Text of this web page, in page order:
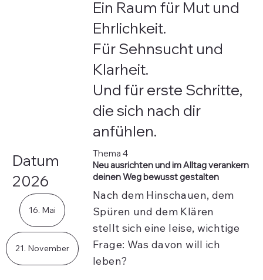
Ein Raum für Mut und
Ehrlichkeit.
Für Sehnsucht und
Klarheit.
Und für erste Schritte,
die sich nach dir
anfühlen.
Datum
2026
16. Mai
21. November
Thema 4
Neu ausrichten und im Alltag verankern
deinen Weg bewusst gestalten
Nach dem Hinschauen, dem
Spüren und dem Klären
stellt sich eine leise, wichtige
Frage: Was davon will ich
leben?